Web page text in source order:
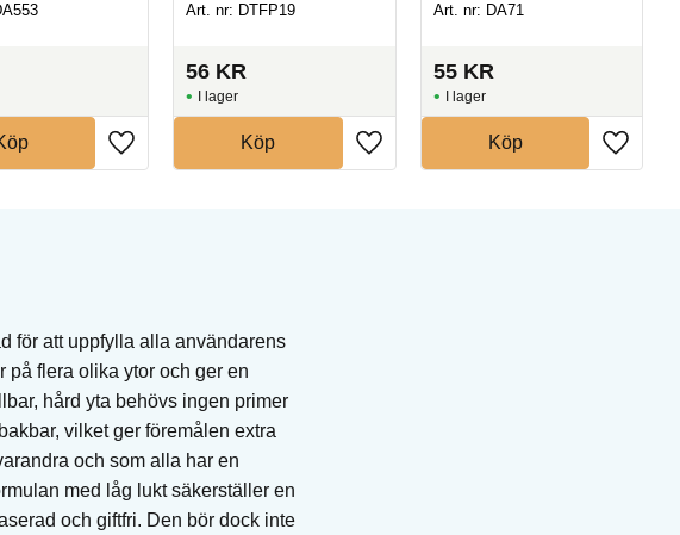
Art. nr: DTFP19
56 KR
I lager
Köp
Art. nr: DA71
55 KR
I lager
Köp
för att uppfylla alla användarens
på flera olika ytor och ger en
hård yta behövs ingen primer
vilket ger föremålen extra
och som alla har en
med låg lukt säkerställer en
och giftfri. Den bör dock inte